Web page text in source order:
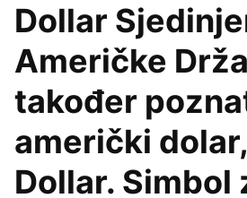
Dollar
Američke
također
američki
Dollar. Simbol